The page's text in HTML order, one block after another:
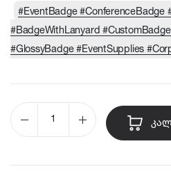
#EventBadge #ConferenceBadge
#BadgeWithLanyard
#GlossyBadge #EventSupplies